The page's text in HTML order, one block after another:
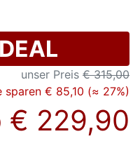
unser Preis € 315,00
sparen € 85,10 (≈ 27%)
€ 229,90